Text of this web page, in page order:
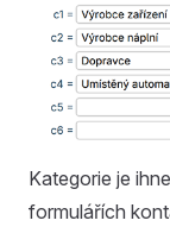
Kategorie je
formulářích